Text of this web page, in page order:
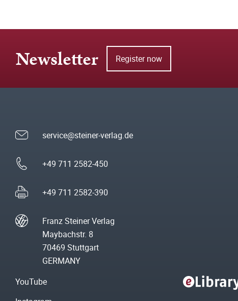
Newsletter Register now
service@steiner-verlag.de
+49 711 2582-450
+49 711 2582-390
Franz Steiner Verlag
Maybachstr. 8
70469 Stuttgart
GERMANY
YouTube